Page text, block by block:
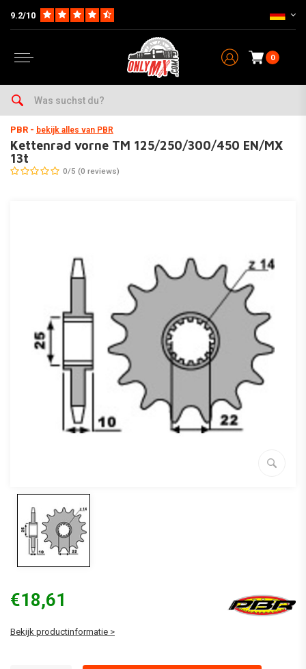
9.2/10
0
Home
PBR - bekijk alles van PBR
Kettenrad vorne TM 125/250/300/450 EN/MX
13t
0/5 (0 reviews)
€18,61
Bekijk productinformatie >